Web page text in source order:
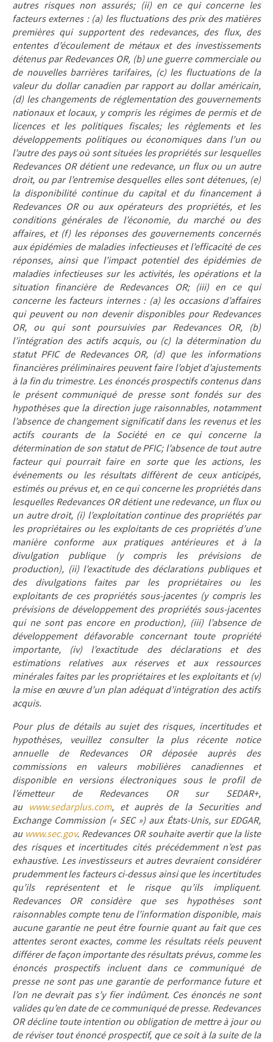
autres risques non assurés; (ii) en ce qui concerne les
facteurs externes : (a) les fluctuations des prix des matières
premières qui supportent des redevances, des flux, des
ententes d’écoulement de métaux et des investissements
détenus par Redevances OR, (b) une guerre commerciale ou
de nouvelles barrières tarifaires, (c) les fluctuations de la
valeur du dollar canadien par rapport au dollar américain,
(d) les changements de réglementation des gouvernements
nationaux et locaux, y compris les régimes de permis et de
licences et les politiques fiscales; les règlements et les
développements politiques ou économiques dans l’un ou
l’autre des pays où sont situées les propriétés sur lesquelles
Redevances OR détient une redevance, un flux ou un autre
droit, ou par l’entremise desquelles elles sont détenues, (e)
la disponibilité continue du capital et du financement à
Redevances OR ou aux opérateurs des propriétés, et les
conditions générales de l’économie, du marché ou des
affaires, et (f) les réponses des gouvernements concernés
aux épidémies de maladies infectieuses et l’efficacité de ces
réponses, ainsi que l’impact potentiel des épidémies de
maladies infectieuses sur les activités, les opérations et la
situation financière de Redevances OR; (iii) en ce qui
concerne les facteurs internes : (a) les occasions d’affaires
qui peuvent ou non devenir disponibles pour Redevances
OR, ou qui sont poursuivies par Redevances OR, (b)
l’intégration des actifs acquis, ou (c) la détermination du
statut PFIC de Redevances OR, (d) que les informations
financières préliminaires peuvent faire l’objet d’ajustements
à la fin du trimestre. Les énoncés prospectifs contenus dans
le présent communiqué de presse sont fondés sur des
hypothèses que la direction juge raisonnables, notamment
l’absence de changement significatif dans les revenus et les
actifs courants de la Société en ce qui concerne la
détermination de son statut de PFIC; l’absence de tout autre
facteur qui pourrait faire en sorte que les actions, les
événements ou les résultats diffèrent de ceux anticipés,
estimés ou prévus et, en ce qui concerne les propriétés dans
lesquelles Redevances OR détient une redevance, un flux ou
un autre droit, (i) l’exploitation continue des propriétés par
les propriétaires ou les exploitants de ces propriétés d’une
manière conforme aux pratiques antérieures et à la
divulgation publique (y compris les prévisions de
production), (ii) l’exactitude des déclarations publiques et
des divulgations faites par les propriétaires ou les
exploitants de ces propriétés sous-jacentes (y compris les
prévisions de développement des propriétés sous-jacentes
qui ne sont pas encore en production), (iii) l’absence de
développement défavorable concernant toute propriété
importante, (iv) l’exactitude des déclarations et des
estimations relatives aux réserves et aux ressources
minérales faites par les propriétaires et les exploitants et (v)
la mise en œuvre d’un plan adéquat d’intégration des actifs
acquis.
Pour plus de détails au sujet des risques, incertitudes et
hypothèses, veuillez consulter la plus récente notice
annuelle de Redevances OR déposée auprès des
commissions en valeurs mobilières canadiennes et
disponible en versions électroniques sous le profil de
l’émetteur de Redevances OR sur SEDAR+,
au www.sedarplus.com, et auprès de la Securities and
Exchange Commission (« SEC ») aux États-Unis, sur EDGAR,
au www.sec.gov. Redevances OR souhaite avertir que la liste
des risques et incertitudes cités précédemment n’est pas
exhaustive. Les investisseurs et autres devraient considérer
prudemment les facteurs ci-dessus ainsi que les incertitudes
qu’ils représentent et le risque qu’ils impliquent.
Redevances OR considère que ses hypothèses sont
raisonnables compte tenu de l’information disponible, mais
aucune garantie ne peut être fournie quant au fait que ces
attentes seront exactes, comme les résultats réels peuvent
différer de façon importante des résultats prévus, comme les
énoncés prospectifs incluent dans ce communiqué de
presse ne sont pas une garantie de performance future et
l’on ne devrait pas s’y fier indûment. Ces énoncés ne sont
valides qu’en date de ce communiqué de presse. Redevances
OR décline toute intention ou obligation de mettre à jour ou
de réviser tout énoncé prospectif, que ce soit à la suite de la